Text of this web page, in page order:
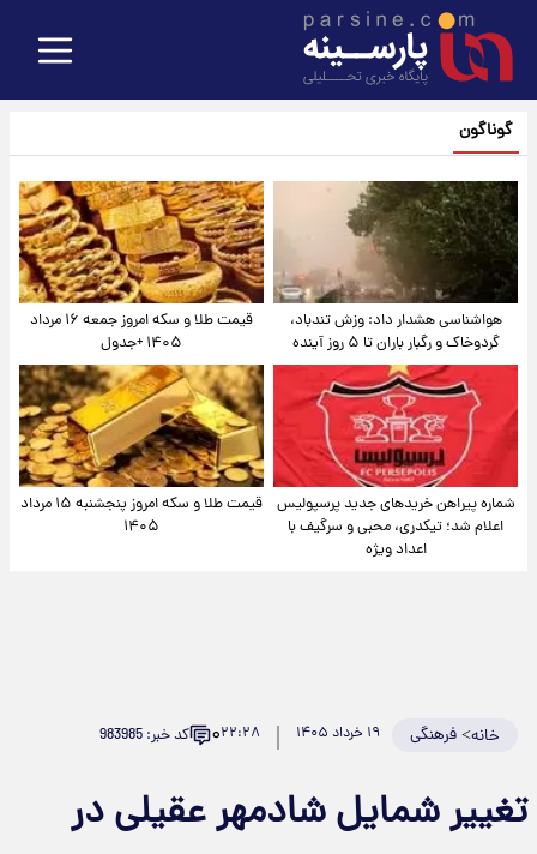
گوناگون
هواشناسی هشدار داد: وزش تندباد،
گردوخاک و رگبار باران تا ۵ روز آینده
قیمت طلا و سکه امروز جمعه ۱۶ مرداد
۱۴۰۵ +جدول
شماره پیراهن خریدهای جدید پرسپولیس
اعلام شد؛ تیکدری، محبی و سرگیف با
اعداد ویژه
قیمت طلا و سکه امروز پنجشنبه ۱۵ مرداد
۱۴۰۵
خانه>فرهنگی ۱۹ خرداد ۱۴۰۵ ۲۲:۲۸۰ کد خبر: 983985
تغییر شمایل شادمهر عقیلی در